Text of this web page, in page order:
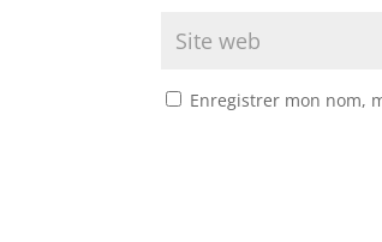
Enregistrer mon nom,